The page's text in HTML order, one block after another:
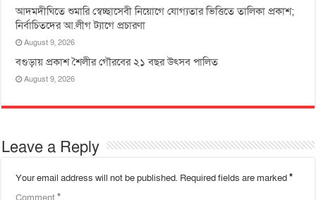
আদমদীঘিতে শুমারি স্বেচ্ছাসেবী নিয়োগে যোগ্যতার ভিত্তিতে তালিকা প্রকাশ;
নির্বাচিতদের আ.লীগ ট্যাগে প্রচারণা
August 9, 2026
বগুড়ায় প্রকাশ শৈলীর গৌরবের ২১ বছর উৎসব পা‌লিত
August 9, 2026
Leave a Reply
Your email address will not be published. Required fields are marked*